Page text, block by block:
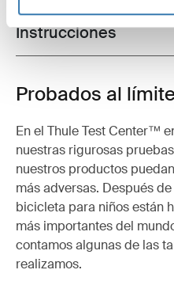
Toggle guides and
Instrucciones
Probados al
En el Thule Test Center™
nuestras rigurosas
nuestros productos
más adversas. Después
bicicleta para niños están
más importantes del
contamos algunas de las
realizamos.